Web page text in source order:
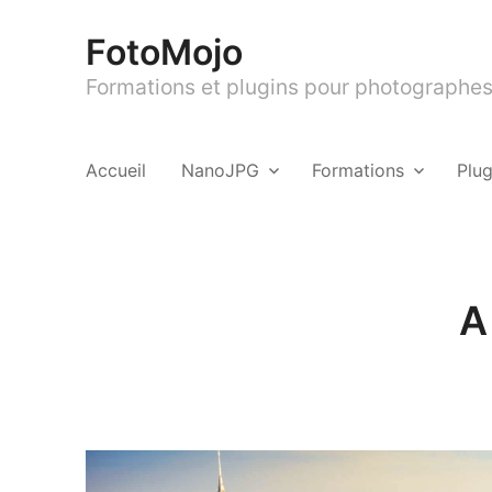
FotoMojo
Formations et plugins pour
Accueil NanoJPG Formations